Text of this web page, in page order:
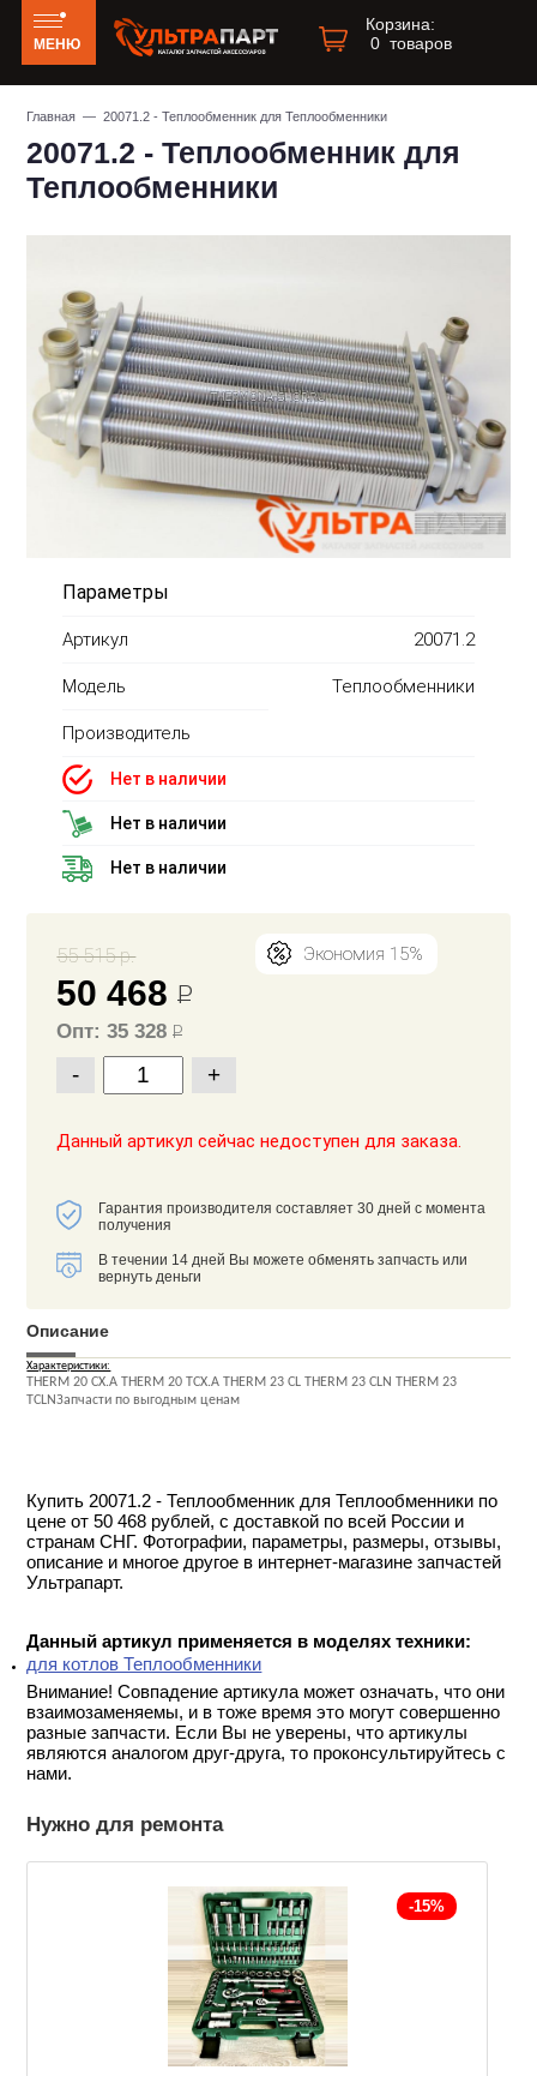
МЕНЮ
Корзина:
0 товаров
Главная — 20071.2 - Теплообменник для Теплообменники
20071.2 - Теплообменник для
Теплообменники
Параметры
Артикул 20071.2
Модель Теплообменники
Производитель
Нет в наличии
Нет в наличии
Нет в наличии
55 515 р. Экономия 15%
50 468Р
Опт: 35 328Р
- +
Данный артикул сейчас недоступен для заказа.
Гарантия производителя составляет 30 дней с момента
получения
В течении 14 дней Вы можете обменять запчасть или
вернуть деньги
Описание
Характеристики:
THERM 20 CX.A THERM 20 TCX.A THERM 23 CL THERM 23 CLN THERM 23
TCLNЗапчасти по выгодным ценам
Купить 20071.2 - Теплообменник для Теплообменники по
цене от 50 468 рублей, с доставкой по всей России и
странам СНГ. Фотографии, параметры, размеры, отзывы,
описание и многое другое в интернет-магазине запчастей
Ультрапарт.
Данный артикул применяется в моделях техники:
для котлов Теплообменники
Внимание! Совпадение артикула может означать, что они
взаимозаменяемы, и в тоже время это могут совершенно
разные запчасти. Если Вы не уверены, что артикулы
являются аналогом друг-друга, то проконсультируйтесь с
нами.
Нужно для ремонта
-15%